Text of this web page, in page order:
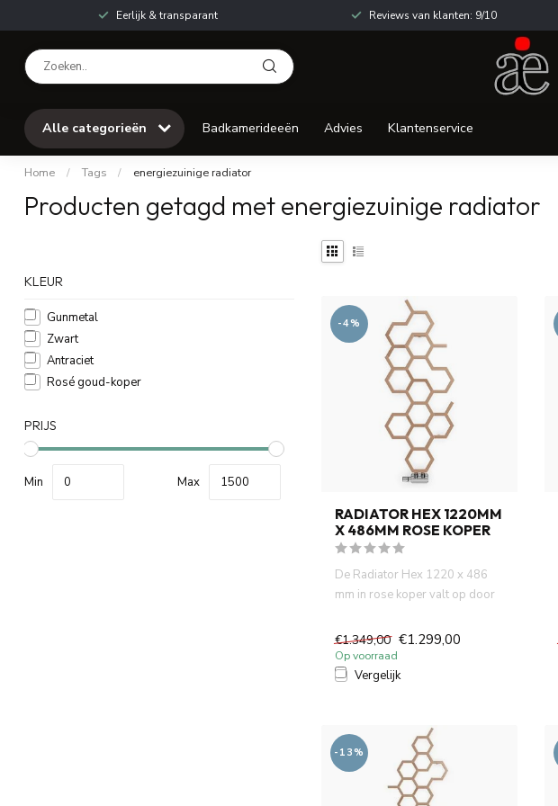
Eerlijk & transparant Reviews van klanten: 9/10
Alle categorieën Badkamerideeën Advies Klantenservice
Home / Tags / energiezuinige radiator
Producten getagd met energiezuinige radiator
KLEUR
Gunmetal
Zwart
Antraciet
Rosé goud-koper
PRIJS
Min Max
-4%
RADIATOR HEX 1220MM
X 486MM ROSE KOPER
De Radiator Hex 1220 x 486
mm in rose koper valt op door
€1.349,00 €1.299,00
Op voorraad
Vergelijk
-13%